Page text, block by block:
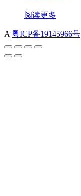
阅读更多
A 粤ICP备19145966号